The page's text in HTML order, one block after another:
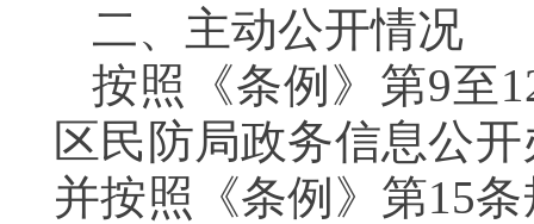
二、主动公开情况
按照《条例》第9至
区民防局政务信息公
并按照《条例》第15